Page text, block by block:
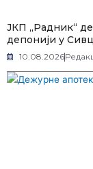
ЈКП „Радник“
депонији у
10.08.2026